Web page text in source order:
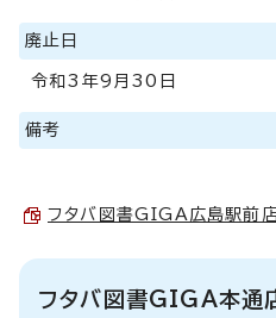
廃止日
令和3年9月30日
備考
フタバ図書GIGA広島駅前
フタバ図書GIGA本通